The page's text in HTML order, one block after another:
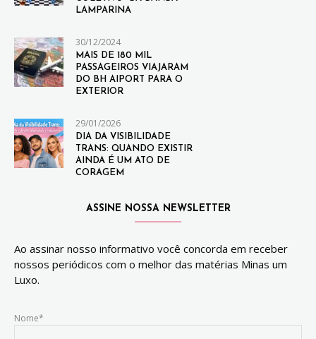
LAMPARINA
30/12/2024
MAIS DE 180 MIL
PASSAGEIROS VIAJARAM
DO BH AIPORT PARA O
EXTERIOR
29/01/2026
DIA DA VISIBILIDADE
TRANS: QUANDO EXISTIR
AINDA É UM ATO DE
CORAGEM
ASSINE NOSSA NEWSLETTER
Ao assinar nosso informativo você concorda em receber
nossos periódicos com o melhor das matérias Minas um
Luxo.
Nome*